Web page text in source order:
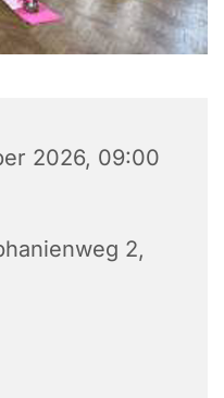
2026, 09:00
2,